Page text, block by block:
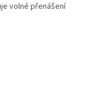
volné přenášení